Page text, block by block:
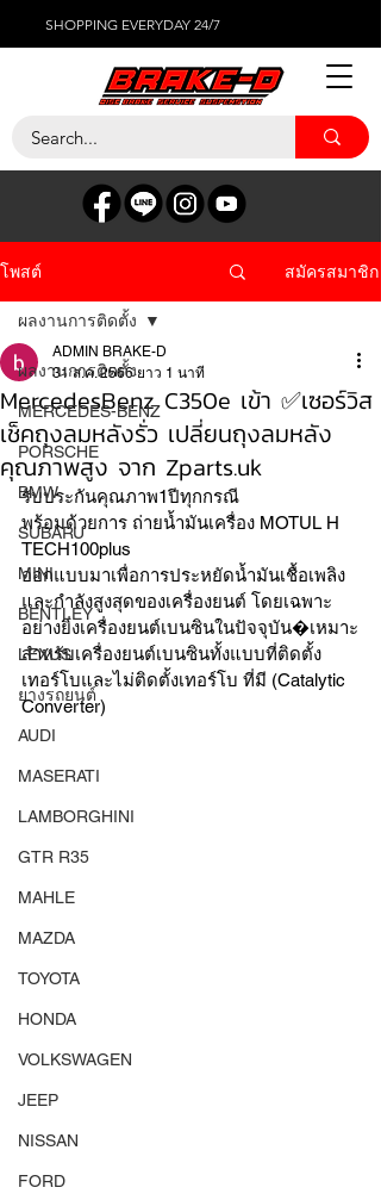
SHOPPING EVERYDAY 24/7
โพสต์ สมัครสมาชิก
ผลงานการติดตั้ง
MERCEDES-BENZ
PORSCHE
BMW
SUBARU
MINI
BENTLEY
LEXUS
ยางรถยนต์
AUDI
MASERATI
LAMBORGHINI
GTR R35
MAHLE
MAZDA
TOYOTA
HONDA
VOLKSWAGEN
JEEP
NISSAN
FORD
ผลงานการติดตั้ง
MercedesBenz C350e เข้า ✅เซอร์วิส
เช็คถุงลมหลังรั่ว เปลี่ยนถุงลมหลัง
คุณภาพสูง จาก Zparts.uk
ADMIN BRAKE-D
31 ส.ค. 2566 ยาว 1 นาที
รับประกันคุณภาพ1ปีทุกกรณี
พร้อมด้วยการ ถ่ายน้ำมันเครื่อง MOTUL H
TECH100plus
ออกแบบมาเพื่อการประหยัดน้ำมันเชื้อเพลิง
และกำลังสูงสุดของเครื่องยนต์ โดยเฉพาะ
อย่างยิ่งเครื่องยนต์เบนซินในปัจจุบัน�เหมาะ
สำหรับเครื่องยนต์เบนซินทั้งแบบที่ติดตั้ง
เทอร์โบและไม่ติดตั้งเทอร์โบ ที่มี (Catalytic
Converter)